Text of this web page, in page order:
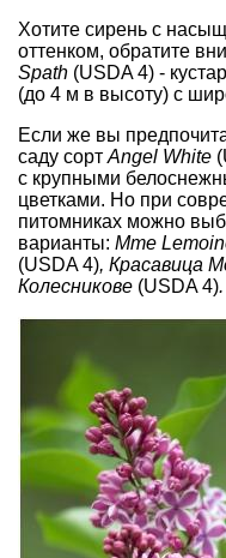
Хотите сирень с
оттенком, обратите
Spath (USDA 4) -
(до 4 м в высоту) с
Если же вы
саду сорт Angel White
с крупными
цветками. Но при
питомниках можно
варианты: Mme
(USDA 4), Красавица
Колесникове (USDA 4).